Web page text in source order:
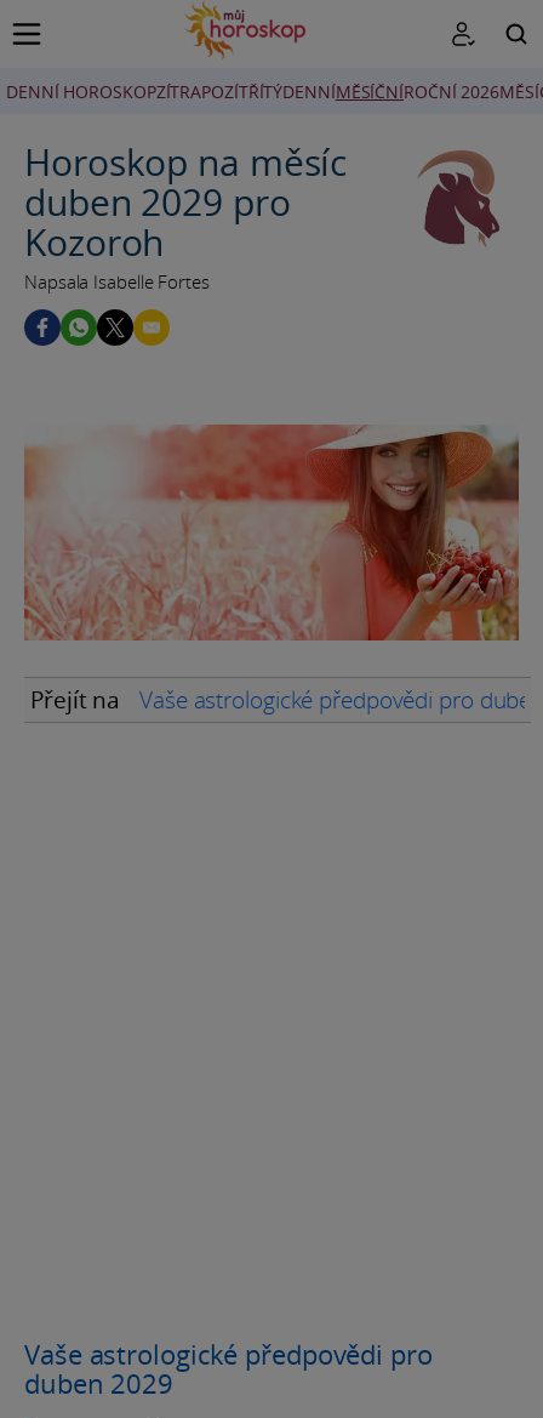
DENNÍ HOROSKOPZÍTRAPOZÍTŘÍTÝDENNÍMĚSÍČNÍROČNÍ 2026
Horoskop na měsíc
duben 2029 pro
Kozoroh
Napsala Isabelle Fortes
Přejít na Vaše astrologické předpovědi pro
Vaše astrologické předpovědi pro
duben 2029